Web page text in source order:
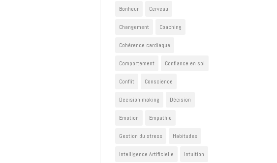
Bonheur Cerveau
Changement Coaching
Cohérence cardiaque
Comportement Confiance en soi
Conflit Conscience
Decision making Décision
Emotion Empathie
Gestion du stress Habitudes
Intelligence Artificielle Intuition